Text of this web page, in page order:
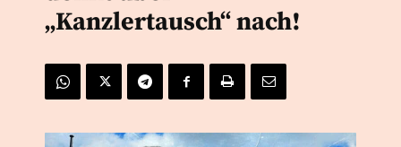
„Kanzlertausch“ nach!